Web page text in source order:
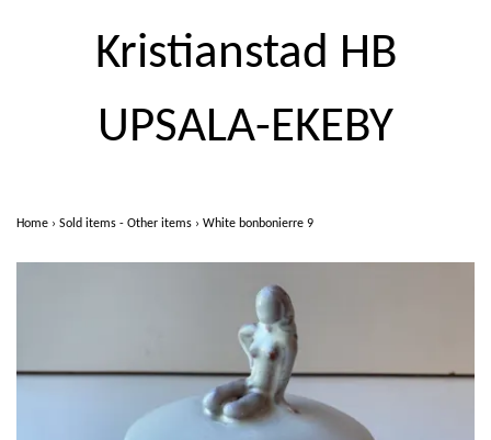
Kristianstad HB
UPSALA-EKEBY
Home › Sold items - Other items › White bonbonierre 9